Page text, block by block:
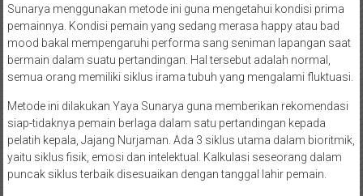
Sunarya menggunakan metode ini guna mengetahui kondisi prima
pemainnya. Kondisi pemain yang sedang merasa happy atau bad
mood bakal mempengaruhi performa sang seniman lapangan saat
bermain dalam suatu pertandingan. Hal tersebut adalah normal,
semua orang memiliki siklus irama tubuh yang mengalami fluktuasi.
Metode ini dilakukan Yaya Sunarya guna memberikan rekomendasi
siap-tidaknya pemain berlaga dalam satu pertandingan kepada
pelatih kepala, Jajang Nurjaman. Ada 3 siklus utama dalam bioritmik,
yaitu siklus fisik, emosi dan intelektual. Kalkulasi seseorang dalam
puncak siklus terbaik disesuaikan dengan tanggal lahir pemain.